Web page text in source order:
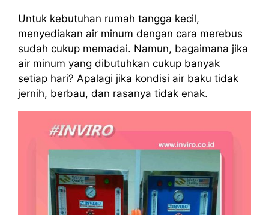
Untuk kebutuhan rumah tangga kecil,
menyediakan air minum dengan cara merebus
sudah cukup memadai. Namun, bagaimana jika
air minum yang dibutuhkan cukup banyak
setiap hari? Apalagi jika kondisi air baku tidak
jernih, berbau, dan rasanya tidak enak.